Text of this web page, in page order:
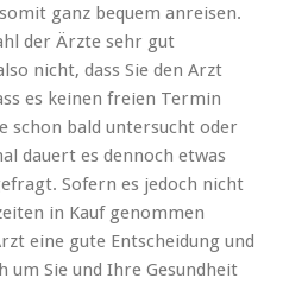
ganz bequem anreisen.
der Ärzte sehr gut
nicht, dass Sie den Arzt
es keinen freien Termin
schon bald untersucht oder
dauert es dennoch etwas
Sofern es jedoch nicht
in Kauf genommen
eine gute Entscheidung und
um Sie und Ihre Gesundheit